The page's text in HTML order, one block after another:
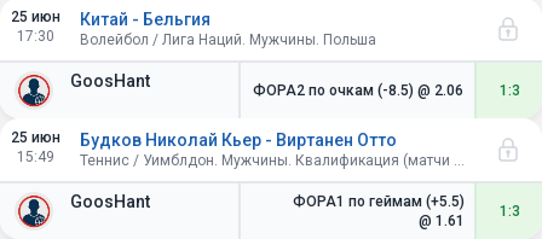
25 июн
17:30
GoosHant
Китай - Бельгия
Волейбол / Лига Наций. Мужчины. Польша
ФОРА2 по очкам (-8.5) @ 2.06 1:3
25 июн
15:49
GoosHant
Будков Николай Кьер - Виртанен Отто
Теннис / Уимблдон. Мужчины. Квалификация (матчи из 5 сетов)
ФОРА1 по геймам (+5.5)
@ 1.61
1:3